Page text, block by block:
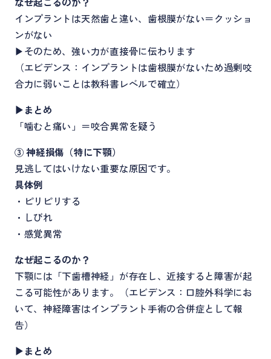
インプラントは天然歯と違い、歯根膜がない＝クッショ
ンがない
▶そのため、強い力が直接骨に伝わります
（エビデンス：インプラントは歯根膜がないため過剰咬
合力に弱いことは教科書レベルで確立）
▶まとめ
「噛むと痛い」＝咬合異常を疑う
③ 神経損傷（特に下顎）
見逃してはいけない重要な原因です。
具体例
・ピリピリする
・しびれ
・感覚異常
なぜ起こるのか？
下顎には「下歯槽神経」が存在し、近接すると障害が起
こる可能性があります。（エビデンス：口腔外科学にお
いて、神経障害はインプラント手術の合併症として報
告）
▶まとめ